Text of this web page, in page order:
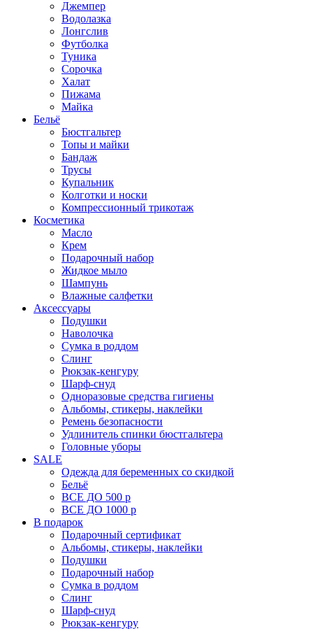
Джемпер
Водолазка
Лонгслив
Футболка
Туника
Сорочка
Халат
Пижама
Майка
Бельё
Бюстгальтер
Топы и майки
Бандаж
Трусы
Купальник
Колготки и носки
Компрессионный трикотаж
Косметика
Масло
Крем
Подарочный набор
Жидкое мыло
Шампунь
Влажные салфетки
Аксессуары
Подушки
Наволочка
Сумка в роддом
Cлинг
Рюкзак-кенгуру
Шарф-снуд
Одноразовые средства гигиены
Альбомы, стикеры, наклейки
Ремень безопасности
Удлинитель спинки бюстгальтера
Головные уборы
SALE
Одежда для беременных со скидкой
Бельё
ВСЕ ДО 500 р
ВСЕ ДО 1000 р
В подарок
Подарочный сертификат
Альбомы, стикеры, наклейки
Подушки
Подарочный набор
Сумка в роддом
Слинг
Шарф-снуд
Рюкзак-кенгуру